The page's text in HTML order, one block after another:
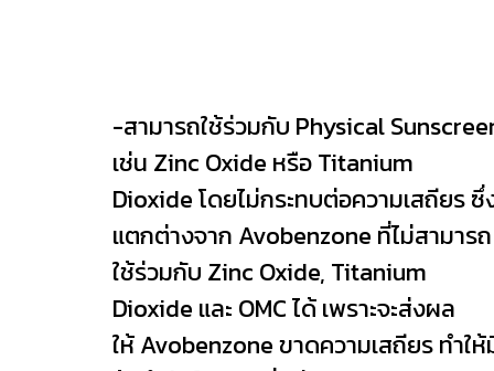
-สามารถใช้ร่วมกับ Physical
เช่น Zinc Oxide หรือ Titanium
Dioxide โดยไม่กระทบต่อความเสถียร ซึ่
แตกต่างจาก Avobenzone ที่ไม่สามารถ
ใช้ร่วมกับ Zinc Oxide, Titanium
Dioxide และ OMC ได้ เพราะจะส่งผล
ให้ Avobenzone ขาดความเสถียร ทำใ